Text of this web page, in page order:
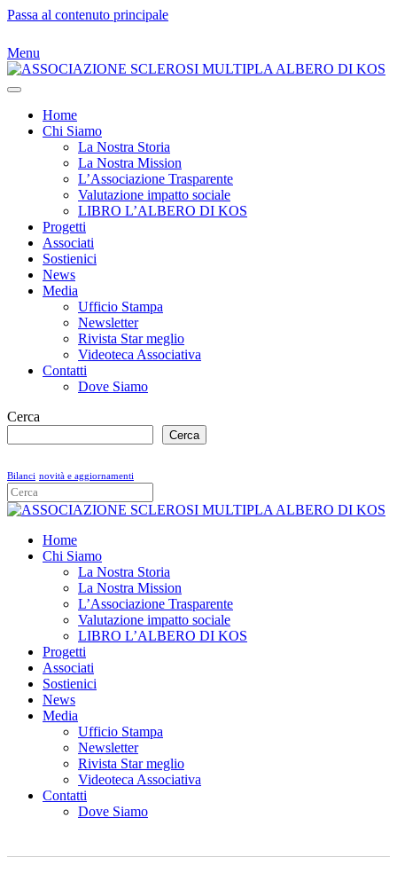
Passa al contenuto principale
Menu
Home
Chi Siamo
La Nostra Storia
La Nostra Mission
L’Associazione Trasparente
Valutazione impatto sociale
LIBRO L’ALBERO DI KOS
Progetti
Associati
Sostienici
News
Media
Ufficio Stampa
Newsletter
Rivista Star meglio
Videoteca Associativa
Contatti
Dove Siamo
Cerca
Cerca
Bilanci novità e aggiornamenti
Home
Chi Siamo
La Nostra Storia
La Nostra Mission
L’Associazione Trasparente
Valutazione impatto sociale
LIBRO L’ALBERO DI KOS
Progetti
Associati
Sostienici
News
Media
Ufficio Stampa
Newsletter
Rivista Star meglio
Videoteca Associativa
Contatti
Dove Siamo